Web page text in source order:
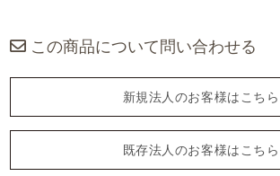
この商品について問い合わせる
新規法人のお客様はこちら
既存法人のお客様はこちら